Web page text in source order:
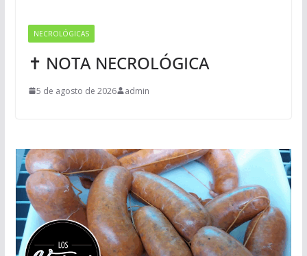
NECROLÓGICAS
✝ NOTA NECROLÓGICA
5 de agosto de 2026 admin